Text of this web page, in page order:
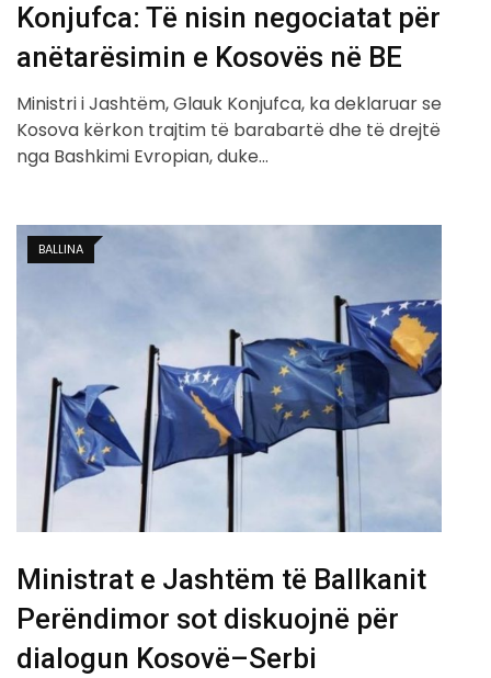
Konjufca: Të nisin negociatat për
anëtarësimin e Kosovës në BE
Ministri i Jashtëm, Glauk Konjufca, ka deklaruar se
Kosova kërkon trajtim të barabartë dhe të drejtë
nga Bashkimi Evropian, duke…
BALLINA
Ministrat e Jashtëm të Ballkanit
Perëndimor sot diskuojnë për
dialogun Kosovë–Serbi